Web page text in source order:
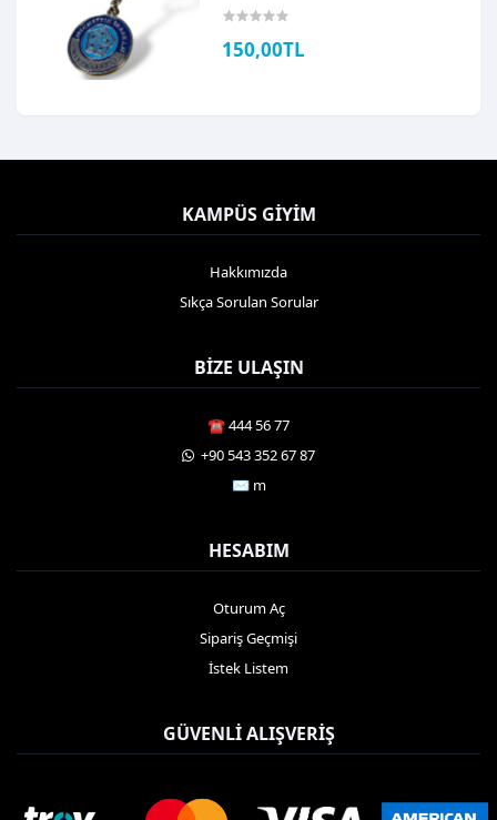
150,00TL
KAMPÜS GIYIM
Hakkımızda
Sıkça Sorulan Sorular
BIZE ULAŞIN
☎️ 444 56 77
️ +90 543 352 67 87
✉️ m
HESABIM
Oturum Aç
Sipariş Geçmişi
İstek Listem
GÜVENLI ALIŞVERIŞ